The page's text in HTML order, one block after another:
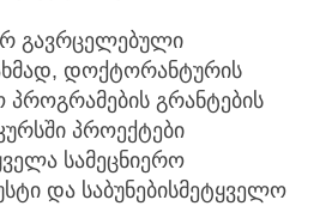
გავრცელებული
დოქტორანტურის
გრანტების
პროექტები
სამეცნიერო
და საბუნებისმეტყველო